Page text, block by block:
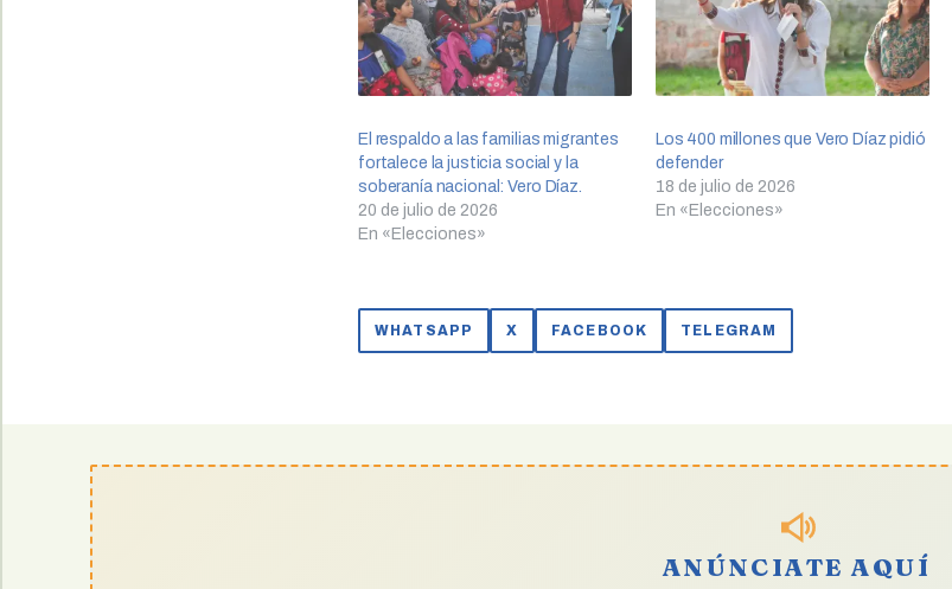
El respaldo a las familias migrantes
fortalece la justicia social y la
soberanía nacional: Vero Díaz.
20 de julio de 2026
En «Elecciones»
Los 400 millones que Vero Díaz pidió
defender
18 de julio de 2026
En «Elecciones»
WHATSAPP X FACEBOOK TELEGRAM
ANÚNCIATE AQUÍ